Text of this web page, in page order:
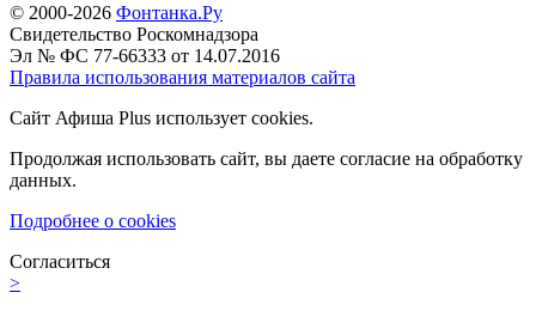
© 2000-2026 Фонтанка.Ру
Свидетельство Роскомнадзора
Эл № ФС 77-66333 от 14.07.2016
Правила использования материалов сайта
Сайт Афиша Plus использует cookies.
Продолжая использовать сайт, вы даете согласие на обработку
данных.
Подробнее о cookies
Согласиться
>